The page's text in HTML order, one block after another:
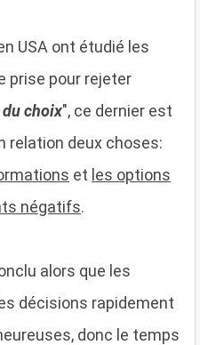
USA ont étudié les
prise pour rejeter
du choix", ce dernier est
relation deux choses:
et les options
négatifs.
alors que les
décisions rapidement
donc le temps